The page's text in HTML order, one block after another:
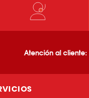
Atención al cliente: